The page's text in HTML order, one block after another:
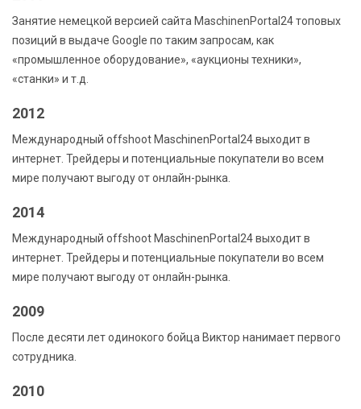
Занятие немецкой версией сайта MaschinenPortal24 топовых
позиций в выдаче Google по таким запросам, как
«промышленное оборудование», «аукционы техники»,
«станки» и т.д.
2012
Международный offshoot MaschinenPortal24 выходит в
интернет. Трейдеры и потенциальные покупатели во всем
мире получают выгоду от онлайн-рынка.
2014
Международный offshoot MaschinenPortal24 выходит в
интернет. Трейдеры и потенциальные покупатели во всем
мире получают выгоду от онлайн-рынка.
2009
После десяти лет одинокого бойца Виктор нанимает первого
сотрудника.
2010